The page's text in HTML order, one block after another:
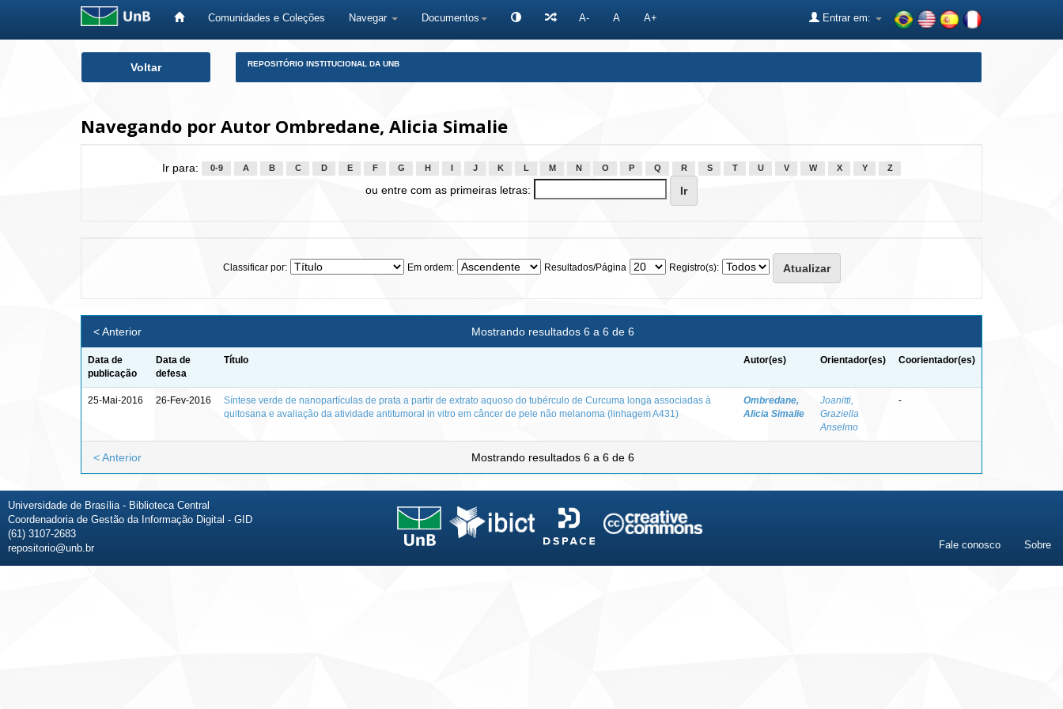
Comunidades e Coleções Navegar Documentos A- A A+ Entrar em:
Voltar REPOSITÓRIO INSTITUCIONAL DA UNB
Navegando por Autor Ombredane, Alicia Simalie
Ir para: 0-9 A B C D E F G H J K L M N O P Q R S T U V W X Y Z
ou entre com as primeiras letras:
Classificar por: Em ordem: Resultados/Página Registro(s):
Mostrando resultados 6 a 6 de 6
< Anterior
Data de
publicação
Data de
defesa
Título Autor(es) Orientador(es) Coorientador(es)
25-Mai-2016 26-Fev-2016
Síntese verde de nanopartículas de prata a partir de extrato aquoso do tubérculo de Curcuma longa associadas à
quitosana e avaliação da atividade antitumoral in vitro em câncer de pele não melanoma (linhagem A431)
Ombredane,
Alicia Simalie
Joanitti,
Graziella
Anselmo
-
Mostrando resultados 6 a 6 de 6
< Anterior
Universidade de Brasília - Biblioteca Central
Coordenadoria de Gestão da Informação Digital - GID
(61) 3107-2683
repositorio@unb.br
Fale conosco Sobre